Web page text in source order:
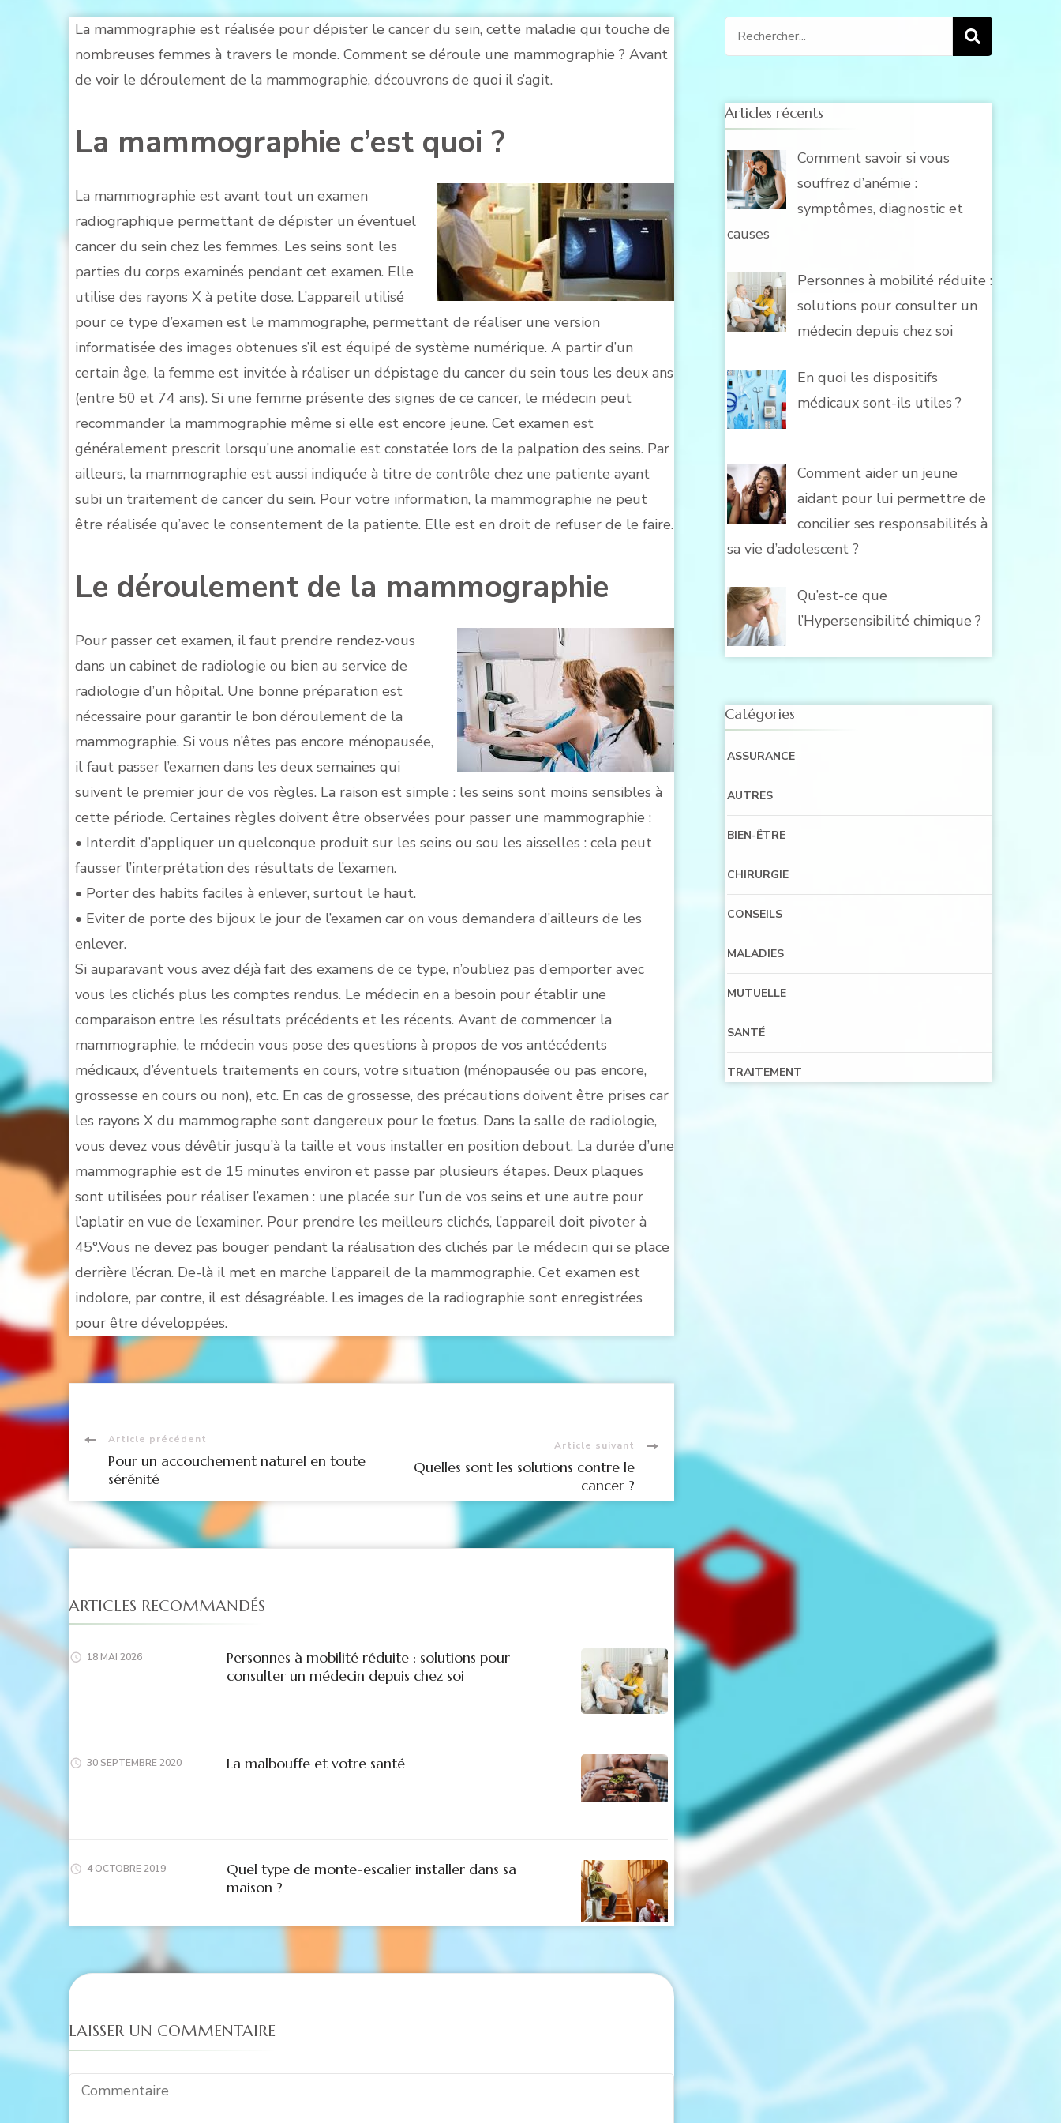
La mammographie est réalisée pour dépister le cancer du sein, cette maladie qui touche de
nombreuses femmes à travers le monde. Comment se déroule une mammographie ? Avant
de voir le déroulement de la mammographie, découvrons de quoi il s’agit.
La mammographie c’est quoi ?
La mammographie est avant tout un examen
radiographique permettant de dépister un éventuel
cancer du sein chez les femmes. Les seins sont les
parties du corps examinés pendant cet examen. Elle
utilise des rayons X à petite dose. L’appareil utilisé
pour ce type d’examen est le mammographe, permettant de réaliser une version
informatisée des images obtenues s’il est équipé de système numérique. A partir d’un
certain âge, la femme est invitée à réaliser un dépistage du cancer du sein tous les deux ans
(entre 50 et 74 ans). Si une femme présente des signes de ce cancer, le médecin peut
recommander la mammographie même si elle est encore jeune. Cet examen est
généralement prescrit lorsqu’une anomalie est constatée lors de la palpation des seins. Par
ailleurs, la mammographie est aussi indiquée à titre de contrôle chez une patiente ayant
subi un traitement de cancer du sein. Pour votre information, la mammographie ne peut
être réalisée qu’avec le consentement de la patiente. Elle est en droit de refuser de le faire.
Le déroulement de la mammographie
Pour passer cet examen, il faut prendre rendez-vous
dans un cabinet de radiologie ou bien au service de
radiologie d’un hôpital. Une bonne préparation est
nécessaire pour garantir le bon déroulement de la
mammographie. Si vous n’êtes pas encore ménopausée,
il faut passer l’examen dans les deux semaines qui
suivent le premier jour de vos règles. La raison est simple : les seins sont moins sensibles à
cette période. Certaines règles doivent être observées pour passer une mammographie :
• Interdit d’appliquer un quelconque produit sur les seins ou sou les aisselles : cela peut
fausser l’interprétation des résultats de l’examen.
• Porter des habits faciles à enlever, surtout le haut.
• Eviter de porte des bijoux le jour de l’examen car on vous demandera d’ailleurs de les
enlever.
Si auparavant vous avez déjà fait des examens de ce type, n’oubliez pas d’emporter avec
vous les clichés plus les comptes rendus. Le médecin en a besoin pour établir une
comparaison entre les résultats précédents et les récents. Avant de commencer la
mammographie, le médecin vous pose des questions à propos de vos antécédents
médicaux, d’éventuels traitements en cours, votre situation (ménopausée ou pas encore,
grossesse en cours ou non), etc. En cas de grossesse, des précautions doivent être prises car
les rayons X du mammographe sont dangereux pour le fœtus. Dans la salle de radiologie,
vous devez vous dévêtir jusqu’à la taille et vous installer en position debout. La durée d’une
mammographie est de 15 minutes environ et passe par plusieurs étapes. Deux plaques
sont utilisées pour réaliser l’examen : une placée sur l’un de vos seins et une autre pour
l’aplatir en vue de l’examiner. Pour prendre les meilleurs clichés, l’appareil doit pivoter à
45°.Vous ne devez pas bouger pendant la réalisation des clichés par le médecin qui se place
derrière l’écran. De-là il met en marche l’appareil de la mammographie. Cet examen est
indolore, par contre, il est désagréable. Les images de la radiographie sont enregistrées
pour être développées.
Navigation
d'article
Article précédent
Pour un accouchement naturel en toute
sérénité
Article suivant
Quelles sont les solutions contre le
cancer ?
ARTICLES RECOMMANDÉS
18 MAI 2026
Personnes à mobilité réduite : solutions pour
consulter un médecin depuis chez soi
30 SEPTEMBRE 2020 La malbouffe et votre santé
4 OCTOBRE 2019
Quel type de monte-escalier installer dans sa
maison ?
LAISSER UN COMMENTAIRE
Recherche
pour
Articles récents
Comment savoir si vous
souffrez d’anémie :
symptômes, diagnostic et
causes
Personnes à mobilité réduite :
solutions pour consulter un
médecin depuis chez soi
En quoi les dispositifs
médicaux sont-ils utiles ?
Comment aider un jeune
aidant pour lui permettre de
concilier ses responsabilités à
sa vie d’adolescent ?
Qu’est-ce que
l’Hypersensibilité chimique ?
Catégories
ASSURANCE
AUTRES
BIEN-ÊTRE
CHIRURGIE
CONSEILS
MALADIES
MUTUELLE
SANTÉ
TRAITEMENT